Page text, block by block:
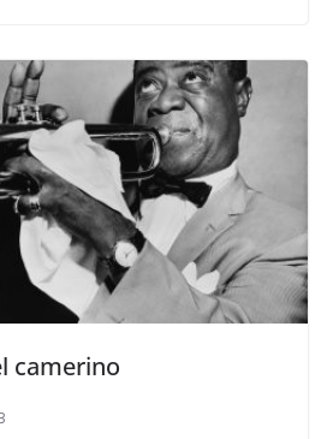
camerino